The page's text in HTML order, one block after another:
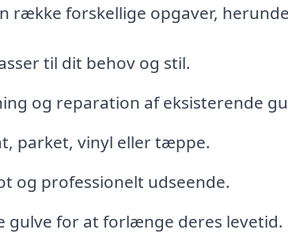
række forskellige opgaver,
til dit behov og stil.
og reparation af eksisterende
parket, vinyl eller tæppe.
og professionelt udseende.
gulve for at forlænge deres levetid.